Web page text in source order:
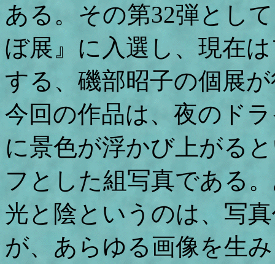
ある。その第32弾とし
ぼ展』に入選し、現在
する、磯部昭子の個展
今回の作品は、夜のド
に景色が浮かび上がる
フとした組写真である
光と陰というのは、写
が、あらゆる画像を生